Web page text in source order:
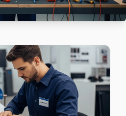
TV sahiplerinin yüzde sekseni
Arıza →
Hitachi TV teknisyeniniz ortalama
→
bölgesinde Hitachi TV